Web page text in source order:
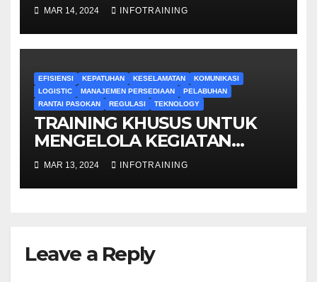
PELABUHAN
MAR 14, 2024 INFOTRAINING
EFISIENSI KEPATUHAN KESELAMATAN
KOMUNIKASI
LOGISTIC
MANAJEMEN PERSEDIAAN
PELABUHAN
RANTAI PASOKAN
REGULASI TEKNOLOGY
TRAINING KHUSUS UNTUK
MENGELOLA KEGIATAN
LOGISTIK DI PELABUHAN
MAR 13, 2024 INFOTRAINING
Leave a Reply